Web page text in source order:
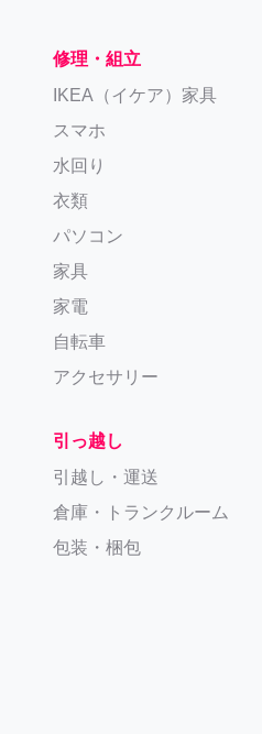
修理・組立
IKEA（イケア）家具
スマホ
水回り
衣類
パソコン
家具
家電
自転車
アクセサリー
引っ越し
引越し・運送
倉庫・トランクルーム
包装・梱包